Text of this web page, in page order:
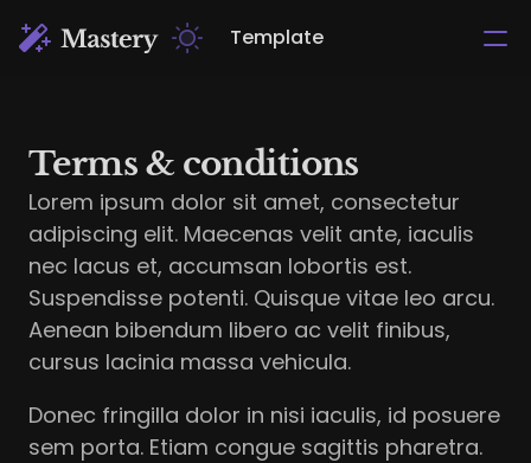
Template
Terms & conditions
Lorem ipsum dolor sit amet, consectetur
adipiscing elit. Maecenas velit ante, iaculis
nec lacus et, accumsan lobortis est.
Suspendisse potenti. Quisque vitae leo arcu.
Aenean bibendum libero ac velit finibus,
cursus lacinia massa vehicula.
Donec fringilla dolor in nisi iaculis, id posuere
sem porta. Etiam congue sagittis pharetra.